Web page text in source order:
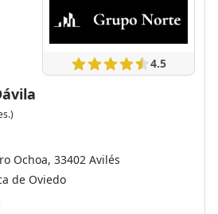
4.5
Ochoa, 33402 Avilés
de Oviedo